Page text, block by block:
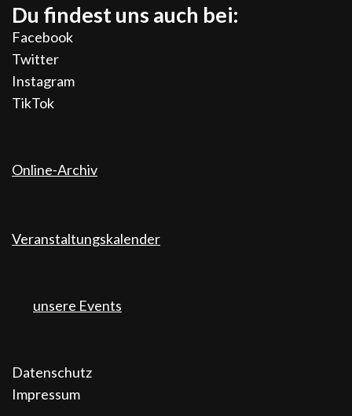
Du findest uns auch bei:
Facebook
Twitter
Instagram
TikTok
Online-Archiv
Veranstaltungskalender
unsere Events
Datenschutz
Impressum